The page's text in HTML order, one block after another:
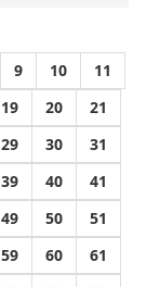
9 10
11
19 20
21
29 30
31
39 40
41
49 50
51
59 60
61